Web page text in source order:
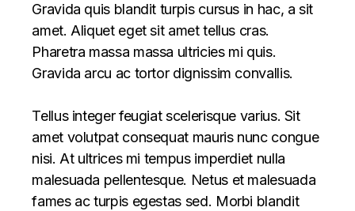
Gravida quis blandit turpis cursus in hac, a sit
amet. Aliquet eget sit amet tellus cras.
Pharetra massa massa ultricies mi quis.
Gravida arcu ac tortor dignissim convallis.
Tellus integer feugiat scelerisque varius. Sit
amet volutpat consequat mauris nunc congue
nisi. At ultrices mi tempus imperdiet nulla
malesuada pellentesque. Netus et malesuada
fames ac turpis egestas sed. Morbi blandit